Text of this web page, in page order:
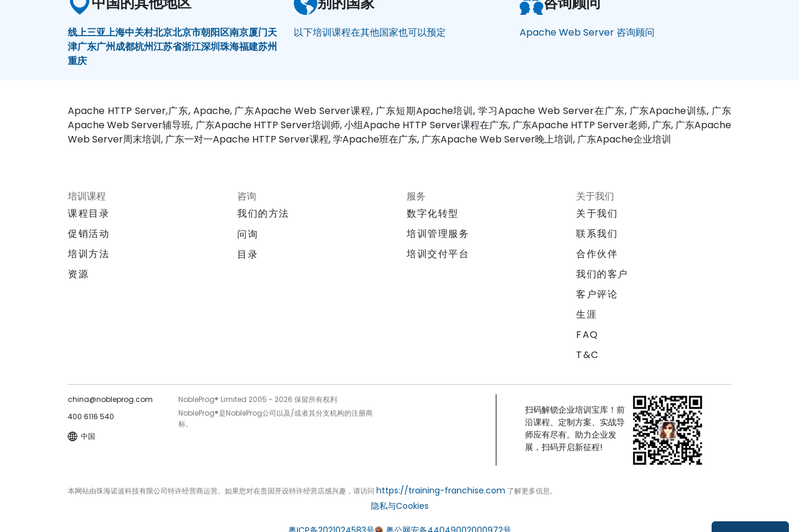
线上三亚上海中关村北京北京市朝阳区南京厦门天
津广东广州成都杭州江苏省浙江深圳珠海福建苏州
重庆
以下培训课程在其他国家也可以预定 Apache Web Server 咨询顾问
Apache HTTP Server,广东, Apache, 广东Apache Web Server课程, 广东短期Apache培训, 学习Apache Web Server在广东, 广东Apache训练, 广东
Apache Web Server辅导班, 广东Apache HTTP Server培训师, 小组Apache HTTP Server课程在广东, 广东Apache HTTP Server老师, 广东, 广东Apache
Web Server周末培训, 广东一对一Apache HTTP Server课程, 学Apache班在广东, 广东Apache Web Server晚上培训, 广东Apache企业培训
培训课程
课程目录
促销活动
培训方法
资源
咨询
我们的方法
问询
目录
服务
数字化转型
培训管理服务
培训交付平台
关于我们
关于我们
联系我们
合作伙伴
我们的客户
客户评论
生涯
FAQ
T&C
china@nobleprog.com
400 6116 540
中国
NobleProg® Limited 2005 - 2026 保留所有权利
NobleProg®是NobleProg公司以及/或者其分支机构的注册商
标。
扫码解锁企业培训宝库！前
沿课程、定制方案、实战导
师应有尽有。助力企业发
展，扫码开启新征程!
本网站由珠海诺波科技有限公司特许经营商运营。如果您对在贵国开设特许经营店感兴趣，请访问 https://training-franchise.com 了解更多信息。
隐私与Cookies